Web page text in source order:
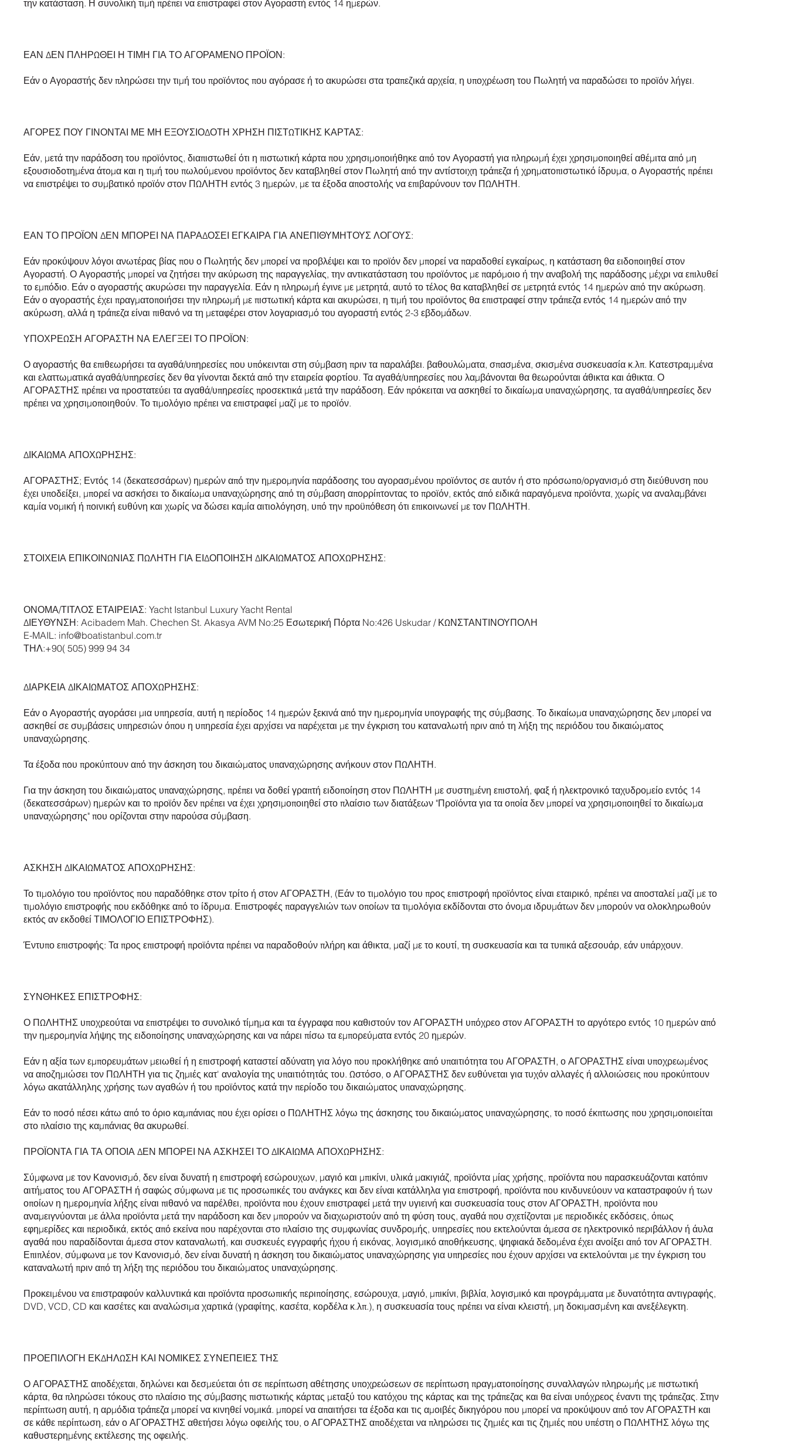
την κατάσταση. Η συνολική τιμή πρέπει να επιστραφεί στον Αγοραστή εντός 14 ημερών.
ΕΑΝ ΔΕΝ ΠΛΗΡΩΘΕΙ Η ΤΙΜΗ ΓΙΑ ΤΟ ΑΓΟΡΑΜΕΝΟ ΠΡΟΪΟΝ:
Εάν ο Αγοραστής δεν πληρώσει την τιμή του προϊόντος που αγόρασε ή το ακυρώσει στα τραπεζικά αρχεία, η υποχρέωση του Πωλητή να παραδώσει το προϊόν λήγει.
ΑΓΟΡΕΣ ΠΟΥ ΓΙΝΟΝΤΑΙ ΜΕ ΜΗ ΕΞΟΥΣΙΟΔΟΤΗ ΧΡΗΣΗ ΠΙΣΤΩΤΙΚΗΣ ΚΑΡΤΑΣ:
Εάν, μετά την παράδοση του προϊόντος, διαπιστωθεί ότι η πιστωτική κάρτα που χρησιμοποιήθηκε από τον Αγοραστή για πληρωμή έχει χρησιμοποιηθεί αθέμιτα από μη
εξουσιοδοτημένα άτομα και η τιμή του πωλούμενου προϊόντος δεν καταβληθεί στον Πωλητή από την αντίστοιχη τράπεζα ή χρηματοπιστωτικό ίδρυμα, ο Αγοραστής πρέπει
να επιστρέψει το συμβατικό προϊόν στον ΠΩΛΗΤΗ εντός 3 ημερών, με τα έξοδα αποστολής να επιβαρύνουν τον ΠΩΛΗΤΗ.
ΕΑΝ ΤΟ ΠΡΟΪΟΝ ΔΕΝ ΜΠΟΡΕΙ ΝΑ ΠΑΡΑΔΟΣΕΙ ΕΓΚΑΙΡΑ ΓΙΑ ΑΝΕΠΙΘΥΜΗΤΟΥΣ ΛΟΓΟΥΣ:
Εάν προκύψουν λόγοι ανωτέρας βίας που ο Πωλητής δεν μπορεί να προβλέψει και το προϊόν δεν μπορεί να παραδοθεί εγκαίρως, η κατάσταση θα ειδοποιηθεί στον
Αγοραστή. Ο Αγοραστής μπορεί να ζητήσει την ακύρωση της παραγγελίας, την αντικατάσταση του προϊόντος με παρόμοιο ή την αναβολή της παράδοσης μέχρι να επιλυθεί
το εμπόδιο. Εάν ο αγοραστής ακυρώσει την παραγγελία. Εάν η πληρωμή έγινε με μετρητά, αυτό το τέλος θα καταβληθεί σε μετρητά εντός 14 ημερών από την ακύρωση.
Εάν ο αγοραστής έχει πραγματοποιήσει την πληρωμή με πιστωτική κάρτα και ακυρώσει, η τιμή του προϊόντος θα επιστραφεί στην τράπεζα εντός 14 ημερών από την
ακύρωση, αλλά η τράπεζα είναι πιθανό να τη μεταφέρει στον λογαριασμό του αγοραστή εντός 2-3 εβδομάδων.
ΥΠΟΧΡΕΩΣΗ ΑΓΟΡΑΣΤΗ ΝΑ ΕΛΕΓΞΕΙ ΤΟ ΠΡΟΪΟΝ:
Ο αγοραστής θα επιθεωρήσει τα αγαθά/υπηρεσίες που υπόκεινται στη σύμβαση πριν τα παραλάβει. βαθουλώματα, σπασμένα, σκισμένα συσκευασία κ.λπ. Κατεστραμμένα
και ελαττωματικά αγαθά/υπηρεσίες δεν θα γίνονται δεκτά από την εταιρεία φορτίου. Τα αγαθά/υπηρεσίες που λαμβάνονται θα θεωρούνται άθικτα και άθικτα. Ο
ΑΓΟΡΑΣΤΗΣ πρέπει να προστατεύει τα αγαθά/υπηρεσίες προσεκτικά μετά την παράδοση. Εάν πρόκειται να ασκηθεί το δικαίωμα υπαναχώρησης, τα αγαθά/υπηρεσίες δεν
πρέπει να χρησιμοποιηθούν. Το τιμολόγιο πρέπει να επιστραφεί μαζί με το προϊόν.
ΔΙΚΑΙΩΜΑ ΑΠΟΧΩΡΗΣΗΣ:
ΑΓΟΡΑΣΤΗΣ; Εντός 14 (δεκατεσσάρων) ημερών από την ημερομηνία παράδοσης του αγορασμένου προϊόντος σε αυτόν ή στο πρόσωπο/οργανισμό στη διεύθυνση που
έχει υποδείξει, μπορεί να ασκήσει το δικαίωμα υπαναχώρησης από τη σύμβαση απορρίπτοντας το προϊόν, εκτός από ειδικά παραγόμενα προϊόντα, χωρίς να αναλαμβάνει
καμία νομική ή ποινική ευθύνη και χωρίς να δώσει καμία αιτιολόγηση, υπό την προϋπόθεση ότι επικοινωνεί με τον ΠΩΛΗΤΗ.
ΣΤΟΙΧΕΙΑ ΕΠΙΚΟΙΝΩΝΙΑΣ ΠΩΛΗΤΗ ΓΙΑ ΕΙΔΟΠΟΙΗΣΗ ΔΙΚΑΙΩΜΑΤΟΣ ΑΠΟΧΩΡΗΣΗΣ:
ΟΝΟΜΑ/ΤΙΤΛΟΣ ΕΤΑΙΡΕΙΑΣ: Yacht Istanbul Luxury Yacht Rental
ΔΙΕΥΘΥΝΣΗ: Acibadem Mah. Chechen St. Akasya AVM No:25 Εσωτερική Πόρτα No:426 Uskudar / ΚΩΝΣΤΑΝΤΙΝΟΥΠΟΛΗ
E-MAIL: info@boatistanbul.com.tr
ΤΗΛ:+90( 505) 999 94 34
ΔΙΑΡΚΕΙΑ ΔΙΚΑΙΩΜΑΤΟΣ ΑΠΟΧΩΡΗΣΗΣ:
Εάν ο Αγοραστής αγοράσει μια υπηρεσία, αυτή η περίοδος 14 ημερών ξεκινά από την ημερομηνία υπογραφής της σύμβασης. Το δικαίωμα υπαναχώρησης δεν μπορεί να
ασκηθεί σε συμβάσεις υπηρεσιών όπου η υπηρεσία έχει αρχίσει να παρέχεται με την έγκριση του καταναλωτή πριν από τη λήξη της περιόδου του δικαιώματος
υπαναχώρησης.
Τα έξοδα που προκύπτουν από την άσκηση του δικαιώματος υπαναχώρησης ανήκουν στον ΠΩΛΗΤΗ.
Για την άσκηση του δικαιώματος υπαναχώρησης, πρέπει να δοθεί γραπτή ειδοποίηση στον ΠΩΛΗΤΗ με συστημένη επιστολή, φαξ ή ηλεκτρονικό ταχυδρομείο εντός 14
(δεκατεσσάρων) ημερών και το προϊόν δεν πρέπει να έχει χρησιμοποιηθεί στο πλαίσιο των διατάξεων "Προϊόντα για τα οποία δεν μπορεί να χρησιμοποιηθεί το δικαίωμα
υπαναχώρησης" που ορίζονται στην παρούσα σύμβαση.
ΑΣΚΗΣΗ ΔΙΚΑΙΩΜΑΤΟΣ ΑΠΟΧΩΡΗΣΗΣ:
Το τιμολόγιο του προϊόντος που παραδόθηκε στον τρίτο ή στον ΑΓΟΡΑΣΤΗ, (Εάν το τιμολόγιο του προς επιστροφή προϊόντος είναι εταιρικό, πρέπει να αποσταλεί μαζί με το
τιμολόγιο επιστροφής που εκδόθηκε από το ίδρυμα. Επιστροφές παραγγελιών των οποίων τα τιμολόγια εκδίδονται στο όνομα ιδρυμάτων δεν μπορούν να ολοκληρωθούν
εκτός αν εκδοθεί ΤΙΜΟΛΟΓΙΟ ΕΠΙΣΤΡΟΦΗΣ).
Έντυπο επιστροφής: Τα προς επιστροφή προϊόντα πρέπει να παραδοθούν πλήρη και άθικτα, μαζί με το κουτί, τη συσκευασία και τα τυπικά αξεσουάρ, εάν υπάρχουν.
ΣΥΝΘΗΚΕΣ ΕΠΙΣΤΡΟΦΗΣ:
Ο ΠΩΛΗΤΗΣ υποχρεούται να επιστρέψει το συνολικό τίμημα και τα έγγραφα που καθιστούν τον ΑΓΟΡΑΣΤΗ υπόχρεο στον ΑΓΟΡΑΣΤΗ το αργότερο εντός 10 ημερών από
την ημερομηνία λήψης της ειδοποίησης υπαναχώρησης και να πάρει πίσω τα εμπορεύματα εντός 20 ημερών.
Εάν η αξία των εμπορευμάτων μειωθεί ή η επιστροφή καταστεί αδύνατη για λόγο που προκλήθηκε από υπαιτιότητα του ΑΓΟΡΑΣΤΗ, ο ΑΓΟΡΑΣΤΗΣ είναι υποχρεωμένος
να αποζημιώσει τον ΠΩΛΗΤΗ για τις ζημιές κατ' αναλογία της υπαιτιότητάς του. Ωστόσο, ο ΑΓΟΡΑΣΤΗΣ δεν ευθύνεται για τυχόν αλλαγές ή αλλοιώσεις που προκύπτουν
λόγω ακατάλληλης χρήσης των αγαθών ή του προϊόντος κατά την περίοδο του δικαιώματος υπαναχώρησης.
Εάν το ποσό πέσει κάτω από το όριο καμπάνιας που έχει ορίσει ο ΠΩΛΗΤΗΣ λόγω της άσκησης του δικαιώματος υπαναχώρησης, το ποσό έκπτωσης που χρησιμοποιείται
στο πλαίσιο της καμπάνιας θα ακυρωθεί.
ΠΡΟΪΟΝΤΑ ΓΙΑ ΤΑ ΟΠΟΙΑ ΔΕΝ ΜΠΟΡΕΙ ΝΑ ΑΣΚΗΣΕΙ ΤΟ ΔΙΚΑΙΩΜΑ ΑΠΟΧΩΡΗΣΗΣ:
Σύμφωνα με τον Κανονισμό, δεν είναι δυνατή η επιστροφή εσώρουχων, μαγιό και μπικίνι, υλικά μακιγιάζ, προϊόντα μίας χρήσης, προϊόντα που παρασκευάζονται κατόπιν
αιτήματος του ΑΓΟΡΑΣΤΗ ή σαφώς σύμφωνα με τις προσωπικές του ανάγκες και δεν είναι κατάλληλα για επιστροφή, προϊόντα που κινδυνεύουν να καταστραφούν ή των
οποίων η ημερομηνία λήξης είναι πιθανό να παρέλθει, προϊόντα που έχουν επιστραφεί μετά την υγιεινή και συσκευασία τους στον ΑΓΟΡΑΣΤΗ, προϊόντα που
αναμειγνύονται με άλλα προϊόντα μετά την παράδοση και δεν μπορούν να διαχωριστούν από τη φύση τους, αγαθά που σχετίζονται με περιοδικές εκδόσεις, όπως
εφημερίδες και περιοδικά, εκτός από εκείνα που παρέχονται στο πλαίσιο της συμφωνίας συνδρομής, υπηρεσίες που εκτελούνται άμεσα σε ηλεκτρονικό περιβάλλον ή άυλα
αγαθά που παραδίδονται άμεσα στον καταναλωτή, και συσκευές εγγραφής ήχου ή εικόνας, λογισμικό αποθήκευσης, ψηφιακά δεδομένα έχει ανοίξει από τον ΑΓΟΡΑΣΤΗ.
Επιπλέον, σύμφωνα με τον Κανονισμό, δεν είναι δυνατή η άσκηση του δικαιώματος υπαναχώρησης για υπηρεσίες που έχουν αρχίσει να εκτελούνται με την έγκριση του
καταναλωτή πριν από τη λήξη της περιόδου του δικαιώματος υπαναχώρησης.
Προκειμένου να επιστραφούν καλλυντικά και προϊόντα προσωπικής περιποίησης, εσώρουχα, μαγιό, μπικίνι, βιβλία, λογισμικό και προγράμματα με δυνατότητα αντιγραφής,
DVD, VCD, CD και κασέτες και αναλώσιμα χαρτικά (γραφίτης, κασέτα, κορδέλα κ.λπ.), η συσκευασία τους πρέπει να είναι κλειστή, μη δοκιμασμένη και ανεξέλεγκτη.
ΠΡΟΕΠΙΛΟΓΗ ΕΚΔΗΛΩΣΗ ΚΑΙ ΝΟΜΙΚΕΣ ΣΥΝΕΠΕΙΕΣ ΤΗΣ
Ο ΑΓΟΡΑΣΤΗΣ αποδέχεται, δηλώνει και δεσμεύεται ότι σε περίπτωση αθέτησης υποχρεώσεων σε περίπτωση πραγματοποίησης συναλλαγών πληρωμής με πιστωτική
κάρτα, θα πληρώσει τόκους στο πλαίσιο της σύμβασης πιστωτικής κάρτας μεταξύ του κατόχου της κάρτας και της τράπεζας και θα είναι υπόχρεος έναντι της τράπεζας. Στην
περίπτωση αυτή, η αρμόδια τράπεζα μπορεί να κινηθεί νομικά. μπορεί να απαιτήσει τα έξοδα και τις αμοιβές δικηγόρου που μπορεί να προκύψουν από τον ΑΓΟΡΑΣΤΗ και
σε κάθε περίπτωση, εάν ο ΑΓΟΡΑΣΤΗΣ αθετήσει λόγω οφειλής του, ο ΑΓΟΡΑΣΤΗΣ αποδέχεται να πληρώσει τις ζημιές και τις ζημιές που υπέστη ο ΠΩΛΗΤΗΣ λόγω της
καθυστερημένης εκτέλεσης της οφειλής.